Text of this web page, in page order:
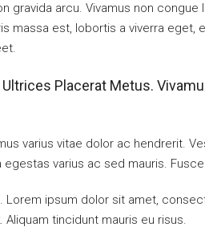
gravida arcu. Vivamus non
massa est, lobortis a viverra eget,
Ultrices Placerat Metus.
varius vitae dolor ac hendrerit.
egestas varius ac sed mauris.
Lorem ipsum dolor sit amet,
Aliquam tincidunt mauris eu risus.